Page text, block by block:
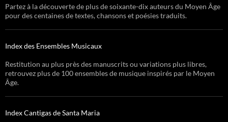
Partez à la découverte de plus de soixante-dix auteurs du Moyen Âge
pour des centaines de textes, chansons et poésies traduits.
Index des Ensembles Musicaux
Restitution au plus près des manuscrits ou variations plus libres,
retrouvez plus de 100 ensembles de musique inspirés par le Moyen
Âge.
Index Cantigas de Santa Maria